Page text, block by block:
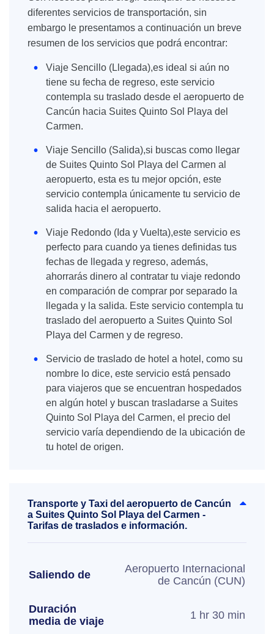
diferentes servicios de transportación, sin
embargo le presentamos a continuación un breve
resumen de los servicios que podrá encontrar:
Viaje Sencillo (Llegada),es ideal si aún no
tiene su fecha de regreso, este servicio
contempla su traslado desde el aeropuerto de
Cancún hacia Suites Quinto Sol Playa del
Carmen.
Viaje Sencillo (Salida),si buscas como llegar
de Suites Quinto Sol Playa del Carmen al
aeropuerto, esta es tu mejor opción, este
servicio contempla únicamente tu servicio de
salida hacia el aeropuerto.
Viaje Redondo (Ida y Vuelta),este servicio es
perfecto para cuando ya tienes definidas tus
fechas de llegada y regreso, además,
ahorrarás dinero al contratar tu viaje redondo
en comparación de comprar por separado la
llegada y la salida. Este servicio contempla tu
traslado del aeropuerto a Suites Quinto Sol
Playa del Carmen y de regreso.
Servicio de traslado de hotel a hotel, como su
nombre lo dice, este servicio está pensado
para viajeros que se encuentran hospedados
en algún hotel y buscan trasladarse a Suites
Quinto Sol Playa del Carmen, el precio del
servicio varía dependiendo de la ubicación de
tu hotel de origen.
Transporte y Taxi del aeropuerto de Cancún
a Suites Quinto Sol Playa del Carmen -
Tarifas de traslados e información.
Saliendo de
Aeropuerto Internacional
de Cancún (CUN)
Duración
media de viaje
1 hr 30 min